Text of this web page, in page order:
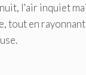
l'air inquiet
tout en